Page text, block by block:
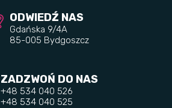
ODWIEDŹ NAS
Gdańska 9/4A
85-005 Bydgoszcz
ZADZWOŃ DO NAS
+48 534 040 526
+48 534 040 525